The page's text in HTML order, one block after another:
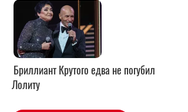
Бриллиант Крутого едва не погубил
Лолиту